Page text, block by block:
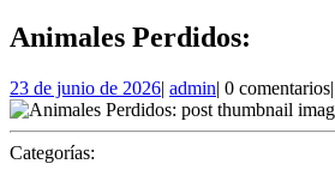
compra
Animales Perdidos:
23 de junio de 202623
de
junio
| adminadmin
| 0 comentarios|
Categorías: